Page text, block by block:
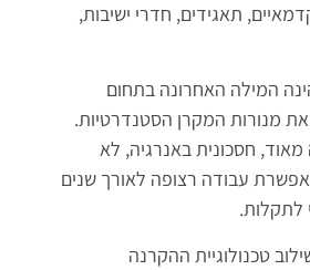
תאגידים, חדרי ישיבות,
הינה המילה האחרונה בתחום
מנורות המקרן הסטנדרטיות.
מאוד, חסכונית באנרגיה, לא
עבודה רצופה לאורך שנים
לתקלות.
טכנולוגיית ההקרנה